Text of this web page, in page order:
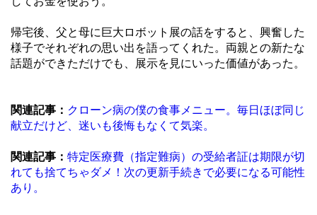
帰宅後、父と母に巨大ロボット展の話をすると、興奮した
様子でそれぞれの思い出を語ってくれた。両親との新たな
話題ができただけでも、展示を見にいった価値があった。
関連記事： クローン病の僕の食事メニュー。毎日ほぼ同じ
献立だけど、迷いも後悔もなくて気楽。
関連記事： 特定医療費（指定難病）の受給者証は期限が切
れても捨てちゃダメ！次の更新手続きで必要になる可能性
あり。